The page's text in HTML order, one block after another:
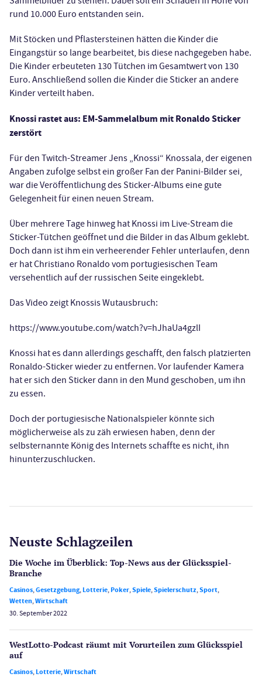
rund 10.000 Euro entstanden sein.
Mit Stöcken und Pflastersteinen hätten die Kinder die
Eingangstür so lange bearbeitet, bis diese nachgegeben habe.
Die Kinder erbeuteten 130 Tütchen im Gesamtwert von 130
Euro. Anschließend sollen die Kinder die Sticker an andere
Kinder verteilt haben.
Knossi rastet aus: EM-Sammelalbum mit Ronaldo Sticker
zerstört
Für den Twitch-Streamer Jens „Knossi“ Knossala, der eigenen
Angaben zufolge selbst ein großer Fan der Panini-Bilder sei,
war die Veröffentlichung des Sticker-Albums eine gute
Gelegenheit für einen neuen Stream.
Über mehrere Tage hinweg hat Knossi im Live-Stream die
Sticker-Tütchen geöffnet und die Bilder in das Album geklebt.
Doch dann ist ihm ein verheerender Fehler unterlaufen, denn
er hat Christiano Ronaldo vom portugiesischen Team
versehentlich auf der russischen Seite eingeklebt.
Das Video zeigt Knossis Wutausbruch:
https://www.youtube.com/watch?v=hJhaUa4gzlI
Knossi hat es dann allerdings geschafft, den falsch platzierten
Ronaldo-Sticker wieder zu entfernen. Vor laufender Kamera
hat er sich den Sticker dann in den Mund geschoben, um ihn
zu essen.
Doch der portugiesische Nationalspieler könnte sich
möglicherweise als zu zäh erwiesen haben, denn der
selbsternannte König des Internets schaffte es nicht, ihn
hinunterzuschlucken.
Neuste Schlagzeilen
Die Woche im Überblick: Top-News aus der Glücksspiel-
Branche
Casinos,Gesetzgebung,Lotterie,Poker,Spiele,Spielerschutz,Sport,
Wetten,Wirtschaft
30. September 2022
WestLotto-Podcast räumt mit Vorurteilen zum Glücksspiel
auf
Casinos,Lotterie,Wirtschaft